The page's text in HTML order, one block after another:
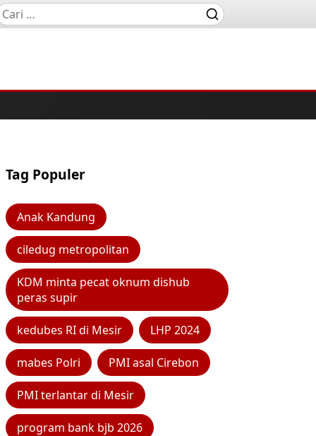
Tag Populer
Anak Kandung
ciledug metropolitan
KDM minta pecat oknum dishub
peras supir
kedubes RI di Mesir LHP 2024
mabes Polri PMI asal Cirebon
PMI terlantar di Mesir
program bank bjb 2026